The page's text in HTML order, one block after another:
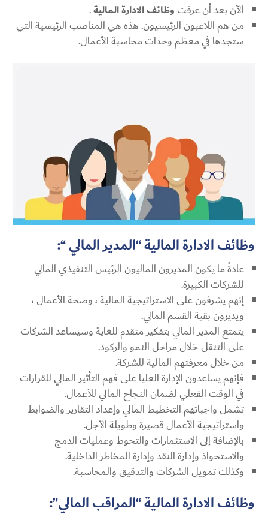
الآن بعد أن عرفتوظائف الادارة المالية.
من هم اللاعبون الرئيسيون. هذه هي المناصب الرئيسية التي
ستجدها في معظم وحدات محاسبة الأعمال.
وظائف الادارة المالية “المدير المالي “:
عادةً ما يكون المديرون الماليون الرئيس التنفيذي المالي
للشركات الكبيرة.
إنهم يشرفون على الاستراتيجية المالية ، وصحة الأعمال ،
ويديرون بقية القسم المالي.
يتمتع المدير المالي بتفكير متقدم للغاية وسيساعد الشركات
على التنقل خلال مراحل النمو والركود.
من خلال معرفتهم المالية للشركة.
فإنهم يساعدون الإدارة العليا على فهم التأثير المالي للقرارات
في الوقت الفعلي لضمان النجاح المالي للأعمال.
تشمل واجباتهم التخطيط المالي وإعداد التقارير والضوابط
واستراتيجية الأعمال قصيرة وطويلة الأجل.
بالإضافة إلى الاستثمارات والتحوط وعمليات الدمج
والاستحواذ وإدارة النقد وإدارة المخاطر الداخلية.
وكذلك تمويل الشركات والتدقيق والمحاسبة.
وظائف الادارة المالية “المراقب المالي”: